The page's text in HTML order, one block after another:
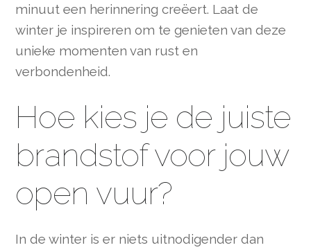
minuut een herinnering creëert. Laat de
winter je inspireren om te genieten van deze
unieke momenten van rust en
verbondenheid.
Hoe kies je de juiste
brandstof voor jouw
open vuur?
In de winter is er niets uitnodigender dan